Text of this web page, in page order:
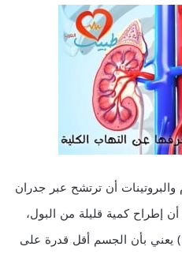
والبروتينات أن ترتشح عبر جدران
إطراح كمية قليلة من البول،
يعني بأن الجسم أقل قدرة على